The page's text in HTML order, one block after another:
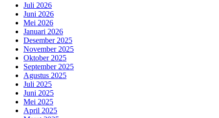
Juli 2026
Juni 2026
Mei 2026
Januari 2026
Desember 2025
November 2025
Oktober 2025
September 2025
Agustus 2025
Juli 2025
Juni 2025
Mei 2025
April 2025